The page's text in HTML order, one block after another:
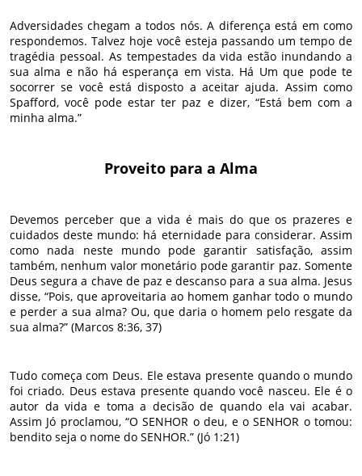
Adversidades chegam a todos nós. A diferença está em como
respondemos. Talvez hoje você esteja passando um tempo de
tragédia pessoal. As tempestades da vida estão inundando a
sua alma e não há esperança em vista. Há Um que pode te
socorrer se você está disposto a aceitar ajuda. Assim como
Spafford, você pode estar ter paz e dizer, “Está bem com a
minha alma.”
Proveito para a Alma
Devemos perceber que a vida é mais do que os prazeres e
cuidados deste mundo: há eternidade para considerar. Assim
como nada neste mundo pode garantir satisfação, assim
também, nenhum valor monetário pode garantir paz. Somente
Deus segura a chave de paz e descanso para a sua alma. Jesus
disse, “Pois, que aproveitaria ao homem ganhar todo o mundo
e perder a sua alma? Ou, que daria o homem pelo resgate da
sua alma?” (Marcos 8:36, 37)
Tudo começa com Deus. Ele estava presente quando o mundo
foi criado. Deus estava presente quando você nasceu. Ele é o
autor da vida e toma a decisão de quando ela vai acabar.
Assim Jó proclamou, “O SENHOR o deu, e o SENHOR o tomou:
bendito seja o nome do SENHOR.” (Jó 1:21)